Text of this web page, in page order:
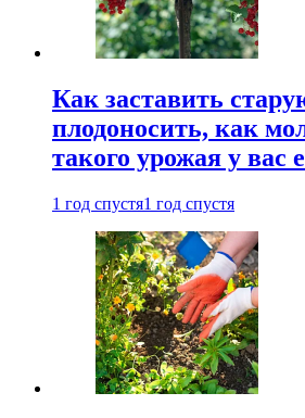
Как заставить
плодоносить, как
такого урожая у вас
1 год спустя1 год спустя